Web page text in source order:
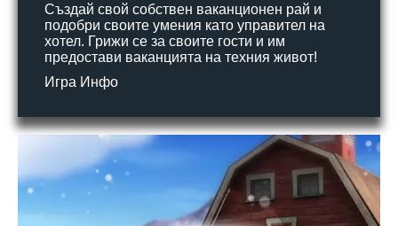
Създай свой собствен ваканционен рай и
подобри своите умения като управител на
хотел. Грижи се за своите гости и им
предостави ваканцията на техния живот!
Игра Инфо